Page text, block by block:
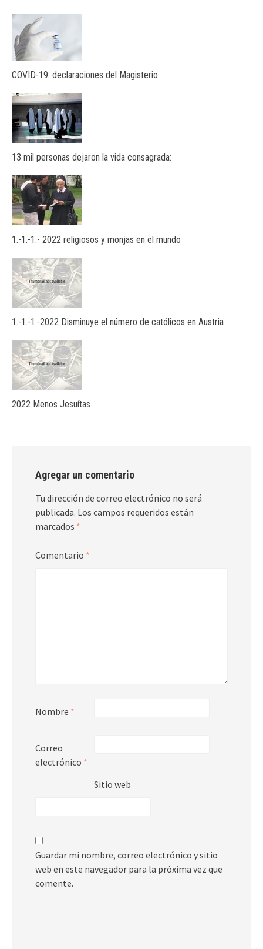
COVID-19. declaraciones del Magisterio
13 mil personas dejaron la vida consagrada:
1.-1.-1.- 2022 religiosos y monjas en el mundo
1.-1.-1.-2022 Disminuye el número de católicos en Austria
2022 Menos Jesuítas
Agregar un comentario
Tu dirección de correo electrónico no será
publicada. Los campos requeridos están
marcados *
Comentario *
Nombre *
Correo
electrónico *
Sitio web
Guardar mi nombre, correo electrónico y sitio
web en este navegador para la próxima vez que
comente.